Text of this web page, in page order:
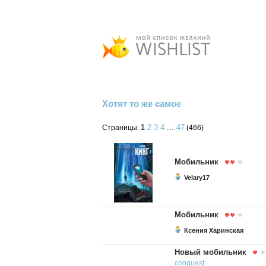
Хотят то же самое
Страницы: 1 2 3 4 ... 47 (466)
Мобильник
Velary17
Мобильник
Ксения Харинская
Новый мобильник
conquest